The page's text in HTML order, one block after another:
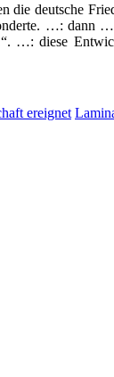
die deutsche
…: dann
…: diese
ereignet